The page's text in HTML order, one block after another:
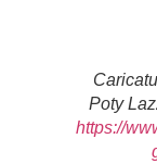
Poty
https://